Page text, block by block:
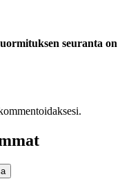
seuranta on